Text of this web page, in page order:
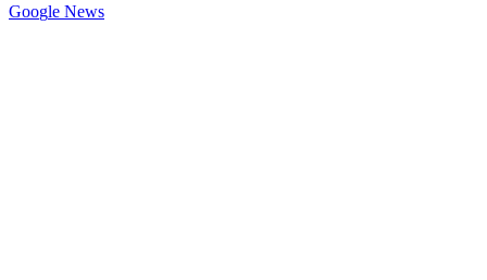
Google News